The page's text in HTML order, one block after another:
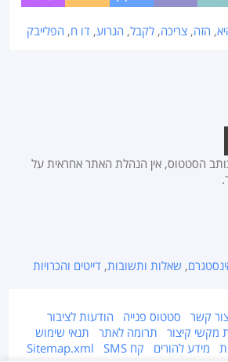
, הזה,צריכה,לקבל, הגרוע, דו ח, הפלייבק
הסטטוס, אין הנהלת האתר אחראית על
, שאלות ותשובות, דייטים והכרויות
קשר סטטוס פנייה
הודעות לציבור
מקשי קיצור תרומה לאתר
תנאי שימוש
מידע להורים קח SMS Sitemap.xml